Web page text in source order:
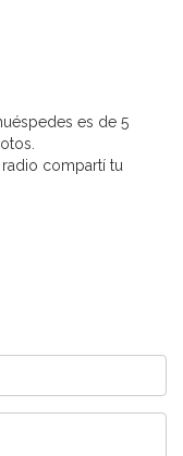
es de 5
compartí tu